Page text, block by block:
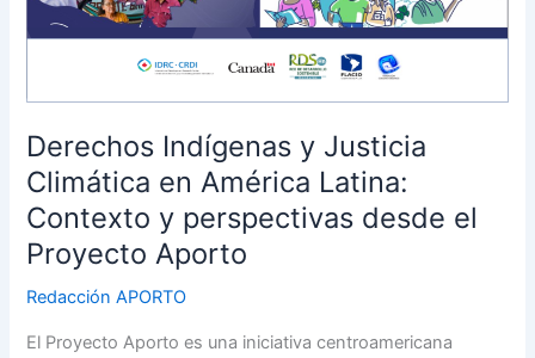
Derechos Indígenas y Justicia
Climática en América Latina:
Contexto y perspectivas desde el
Proyecto Aporto
Redacción APORTO
El Proyecto Aporto es una iniciativa centroamericana
América
Latina:
y
desde
el
Proyecto
Aporto